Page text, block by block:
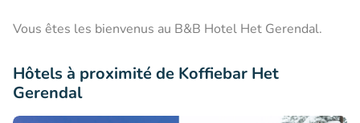
Vous êtes les bienvenus au B&B Hotel Het Gerendal.
Hôtels à proximité de Koffiebar Het
Gerendal